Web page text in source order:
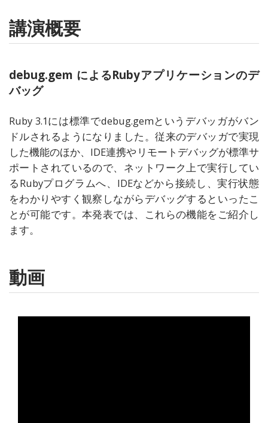
講演概要
debug.gem によるRubyアプリケーションのデ
バッグ
Ruby 3.1には標準でdebug.gemというデバッガがバン
ドルされるようになりました。従来のデバッガで実現
した機能のほか、IDE連携やリモートデバッグが標準サ
ポートされているので、ネットワーク上で実行してい
るRubyプログラムへ、IDEなどから接続し、実行状態
をわかりやすく観察しながらデバッグするといったこ
とが可能です。本発表では、これらの機能をご紹介し
ます。
動画